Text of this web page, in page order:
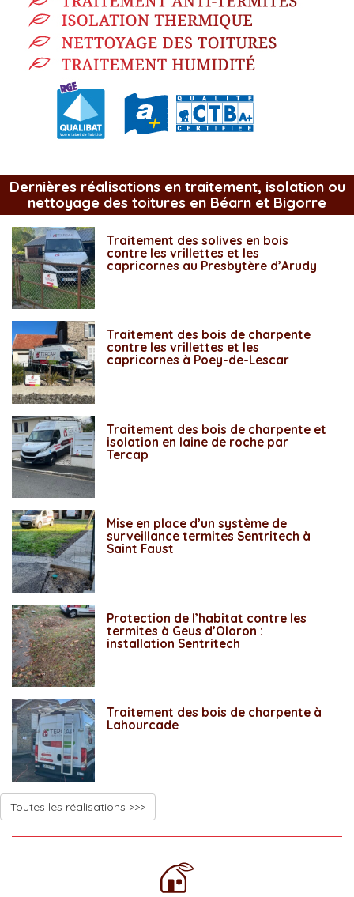
Dernières réalisations en traitement, isolation ou
nettoyage des toitures en Béarn et Bigorre
Traitement des solives en bois
contre les vrillettes et les
capricornes au Presbytère d’Arudy
Traitement des bois de charpente
contre les vrillettes et les
capricornes à Poey-de-Lescar
Traitement des bois de charpente et
isolation en laine de roche par
Tercap
Mise en place d’un système de
surveillance termites Sentritech à
Saint Faust
Protection de l’habitat contre les
termites à Geus d’Oloron :
installation Sentritech
Traitement des bois de charpente à
Lahourcade
Toutes les réalisations >>>